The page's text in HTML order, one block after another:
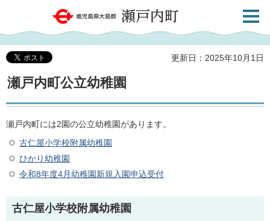
鹿児島県大島郡 瀬戸内町
共通メ
更新日：2025年10月1日
瀬戸内町公立幼稚園
瀬戸内町には2園の公立幼稚園があります。
古仁屋小学校附属幼稚園
ひかり幼稚園
令和8年度4月幼稚園新規入園申込受付
古仁屋小学校附属幼稚園